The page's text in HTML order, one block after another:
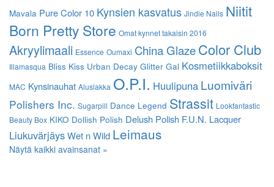
Mavala Pure Color 10 Kynsien kasvatus Jindie Nails Niitit
Born Pretty Store Omat kynnet takaisin 2016
Akryylimaali Essence Oumaxi China GlazeColor Club
Illamasqua Bliss Kiss Urban Decay Glitter Gal Kosmetiikkaboksit
MAC Kynsinauhat Aluslakka O.P.I. Huulipuna Luomiväri
Polishers Inc. Sugarpill Dance Legend Strassit Lookfantastic
Beauty Box KIKO Dollish Polish Delush Polish F.U.N. Lacquer
LiukuvärjäysWet n Wild Leimaus
Näytä kaikki avainsanat »